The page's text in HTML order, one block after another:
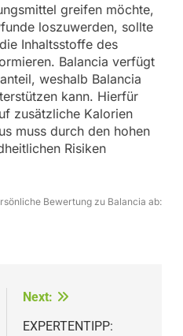
greifen möchte,
loszuwerden, sollte
Inhaltsstoffe des
Balancia verfügt
weshalb Balancia
kann. Hierfür
zusätzliche Kalorien
muss durch den hohen
Risiken
Bewertung zu Balancia ab:
Next:
EXPERTENTIPP: